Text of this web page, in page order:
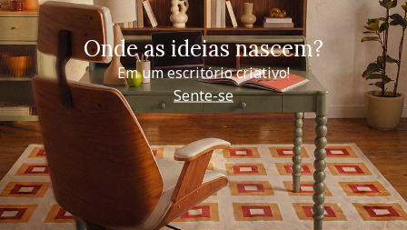
Onde as ideias nascem?
Em um escritório criativo!
Sente-se